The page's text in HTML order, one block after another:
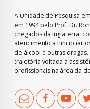
A Unidade de Pesquisa
em 1994 pelo Prof. Dr.
chegados da Inglaterra,
atendimento a
de álcool e outras
trajetória voltada à
profissionais na área da